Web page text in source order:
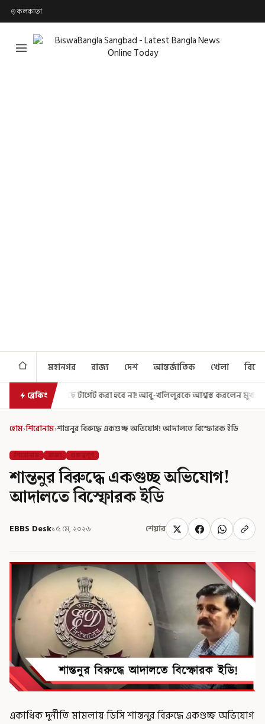
কলকাতা
মহানগর রাজ্য দেশ আন্তর্জাতিক খেলা
ব্রেকিং
করা হবে না! আবু-খলিলুরকে আশ্বস্ত করলেন মুখ্যমন্ত্রী এগিয়ে গেল আরও
হোম›শিরোনাম›শান্তনুর বিরুদ্ধে একগুচ্ছ অভিযোগ! আদালতে বিস্ফোরক ইডি
শিরোনাম রাজ্য গুরুত্বপূর্ণ
শান্তনুর বিরুদ্ধে একগুচ্ছ অভিযোগ!
আদালতে বিস্ফোরক ইডি
EBBS Desk১৫ মে, ২০২৬ শেয়ার
একাধিক দুর্নীতি মামলায় ডিসি শান্তনুর বিরুদ্ধে একগুচ্ছ অভিযোগ